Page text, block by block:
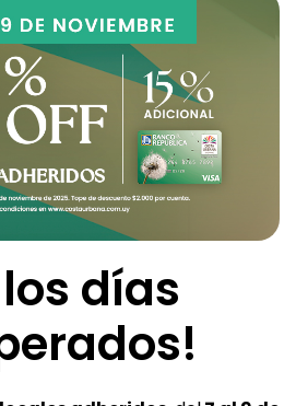
10 am _ 9 pm
10 am _ 10 pm
10 am _ 10 pm
10 am _ 9 pm
Cívico
somos
y Actividades
Cine
Fitness
días